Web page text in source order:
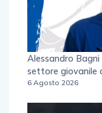
Alessandro
settore giovanile
6 Agosto 2026